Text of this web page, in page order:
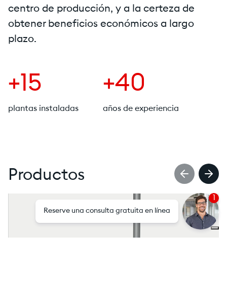
centro de producción, y a la certeza de
obtener beneficios económicos a largo
plazo.
+15
plantas instaladas
+40
años de experiencia
Productos
Reserve una consulta gratuita en línea